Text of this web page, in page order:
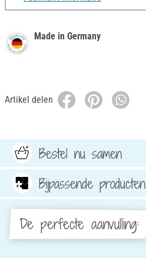
Made in Germany
Artikel delen
Bestel nu samen
Bijpassende producten
De perfecte aanvulling: